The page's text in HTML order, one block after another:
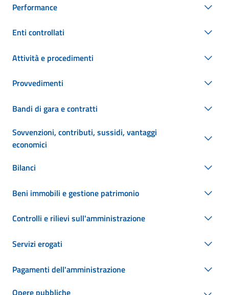
Performance
Enti controllati
Attività e procedimenti
Provvedimenti
Bandi di gara e contratti
Sovvenzioni, contributi, sussidi, vantaggi
economici
Bilanci
Beni immobili e gestione patrimonio
Controlli e rilievi sull'amministrazione
Servizi erogati
Pagamenti dell'amministrazione
Opere pubbliche